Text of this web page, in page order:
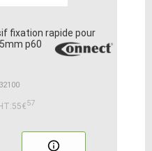
fixation rapide pour
p60
57